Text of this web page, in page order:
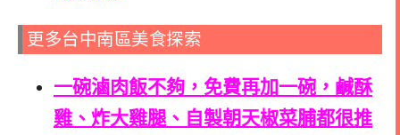
更多台中南區美食探索
一碗滷肉飯不夠，免費再加一碗，鹹酥
雞、炸大雞腿、自製朝天椒菜脯都很推